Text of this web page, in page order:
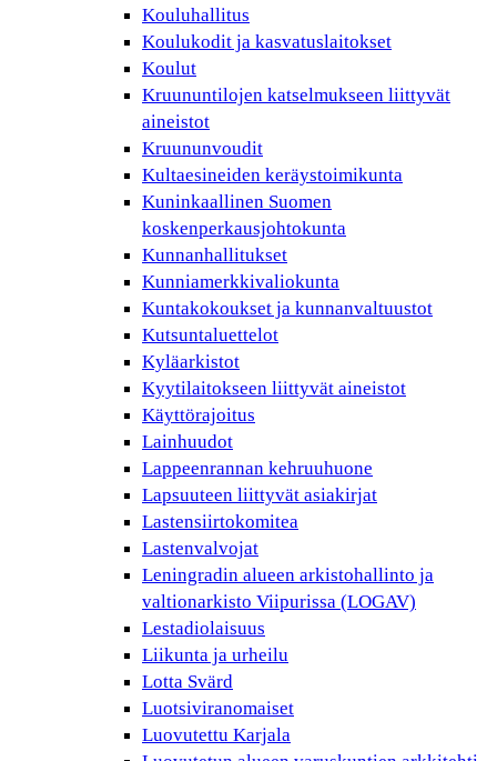
Kouluhallitus
Koulukodit ja kasvatuslaitokset
Koulut
Kruununtilojen katselmukseen liittyvät
aineistot
Kruununvoudit
Kultaesineiden keräystoimikunta
Kuninkaallinen Suomen
koskenperkausjohtokunta
Kunnanhallitukset
Kunniamerkkivaliokunta
Kuntakokoukset ja kunnanvaltuustot
Kutsuntaluettelot
Kyläarkistot
Kyytilaitokseen liittyvät aineistot
Käyttörajoitus
Lainhuudot
Lappeenrannan kehruuhuone
Lapsuuteen liittyvät asiakirjat
Lastensiirtokomitea
Lastenvalvojat
Leningradin alueen arkistohallinto ja
valtionarkisto Viipurissa (LOGAV)
Lestadiolaisuus
Liikunta ja urheilu
Lotta Svärd
Luotsiviranomaiset
Luovutettu Karjala